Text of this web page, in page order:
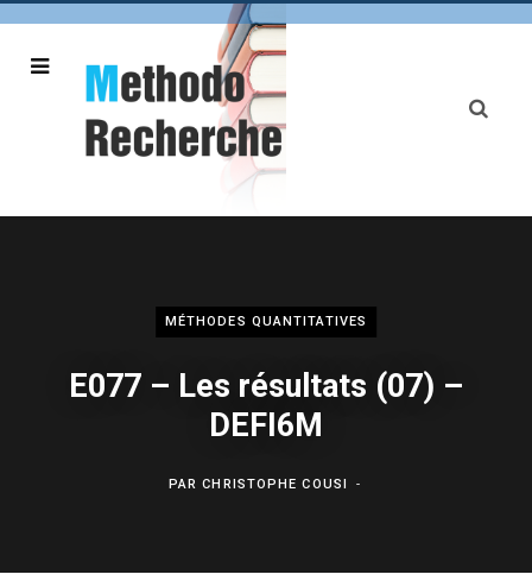
MÉTHODES QUANTITATIVES
E077 – Les résultats (07) –
DEFI6M
PARCHRISTOPHE COUSI